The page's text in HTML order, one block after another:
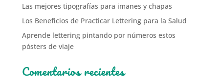
Las mejores tipografías para imanes y chapas
Los Beneficios de Practicar Lettering para la Salud
Aprende lettering pintando por números estos
pósters de viaje
Comentarios recientes